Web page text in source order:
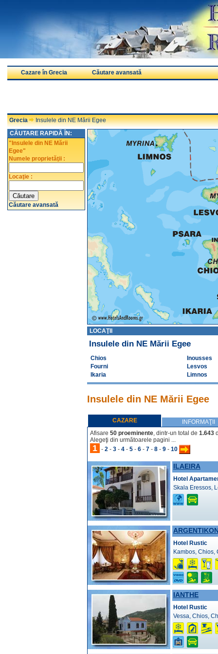
Cazare în Grecia Căutare avansată
Grecia
Insulele din NE Mării Egee
CĂUTARE RAPIDĂ ÎN:
"Insulele din NE Mării
Egee"
Numele proprietăţii :
Locaţie :
Căutare avansată
LOCAŢII
Insulele din NE Mării Egee
Chios
Fourni
Ikaria
Inousses
Lesvos
Limnos
Insulele din NE Mării Egee
CAZARE
INFORMAŢII
Afisare 50 proeminente, dintr-un total de 1.643
Alegeţi din următoarele pagini ...
1 - 2 - 3 - 4 - 5 - 6 - 7 - 8 - 9 - 10
ILAEIRA
Hotel
Skala Eressos,
Hotel Rustic
Kambos, Chios,
IANTHE
Hotel Rustic
Vessa, Chios,